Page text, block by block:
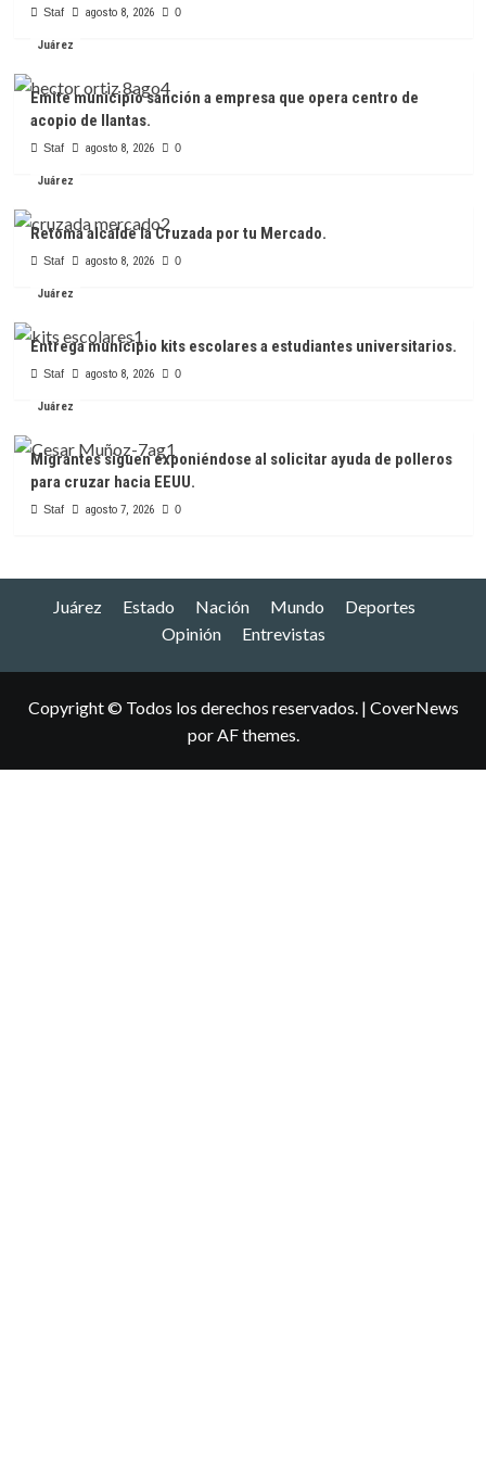
Staf agosto 8, 2026 0
Juárez
Emite municipio sanción a empresa que opera centro de
acopio de llantas.
Staf agosto 8, 2026 0
Juárez
Retoma alcalde la Cruzada por tu Mercado.
Staf agosto 8, 2026 0
Juárez
Entrega municipio kits escolares a estudiantes universitarios.
Staf agosto 8, 2026 0
Juárez
Migrantes siguen exponiéndose al solicitar ayuda de polleros
para cruzar hacia EEUU.
Staf agosto 7, 2026 0
Juárez Estado Nación Mundo
Deportes
Opinión
Entrevistas
Copyright © Todos los derechos reservados. | CoverNews
por AF themes.